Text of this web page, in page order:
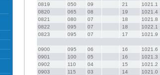
0819
050 09 21 1021.1
0820
065 08 19 1021.4
0821
080 07 18 1021.8
0822
095 07 18 1022.1
0823
095 07 17 1021.9
0900 095 06 16 1021.6
0901
100 05 16 1021.3
0902
110 04 15 1021.2
0903
115 03 14 1021.0